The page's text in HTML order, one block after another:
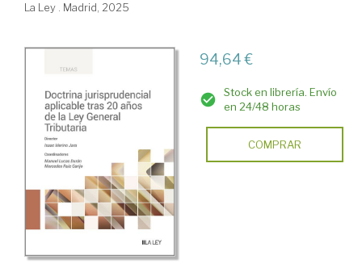
La Ley . Madrid, 2025
94,64 €
Stock en librería. Envío
en 24/48 horas
COMPRAR